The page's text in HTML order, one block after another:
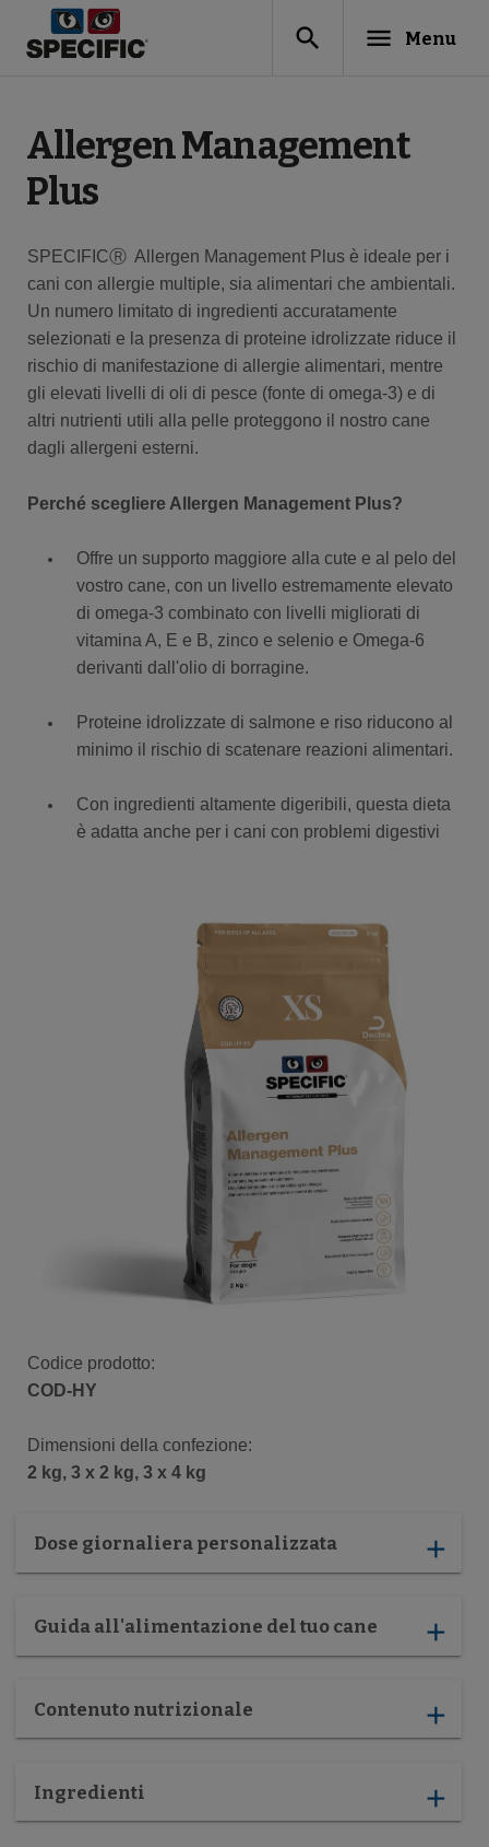
search menu Menu
Allergen Management
Plus
SPECIFICⓇ Allergen Management Plus è ideale per i
cani con allergie multiple, sia alimentari che ambientali.
Un numero limitato di ingredienti accuratamente
selezionati e la presenza di proteine idrolizzate riduce il
rischio di manifestazione di allergie alimentari, mentre
gli elevati livelli di oli di pesce (fonte di omega-3) e di
altri nutrienti utili alla pelle proteggono il nostro cane
dagli allergeni esterni.
Perché scegliere Allergen Management Plus?
Offre un supporto maggiore alla cute e al pelo del
vostro cane, con un livello estremamente elevato
di omega-3 combinato con livelli migliorati di
vitamina A, E e B, zinco e selenio e Omega-6
derivanti dall'olio di borragine.
Proteine idrolizzate di salmone e riso riducono al
minimo il rischio di scatenare reazioni alimentari.
Con ingredienti altamente digeribili, questa dieta
è adatta anche per i cani con problemi digestivi
Codice prodotto:
COD-HY
Dimensioni della confezione​:
2 kg, 3 x 2 kg, 3 x 4 kg
Dose giornaliera personalizzata add
Guida all'alimentazione del tuo cane add
Contenuto nutrizionale add
Ingredienti add